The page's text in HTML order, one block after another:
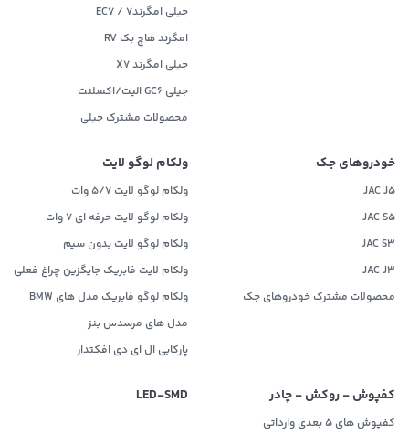
جیلی امگرند۷ / EC7
امگرند هاچ بک RV
جیلی امگرند X7
جیلی GC6 الیت/اکسلنت
محصولات مشترک جیلی
خودروهای جک
JAC J5
JAC S5
JAC S3
JAC J3
محصولات مشترک خودروهای جک
ولکام لوگو لایت
ولکام لوگو لایت 5/7 وات
ولکام لوگو لایت حرفه ای 7 وات
ولکام لوگو لایت بدون سیم
ولکام لایت فابریک جایگزین چراغ فعلی
ولکام لوگو فابریک مدل های BMW
مدل های مرسدس بنز
پارکابی ال ای دی افکتدار
کفپوش - روکش - چادر
کفپوش های 5 بعدی وارداتی
LED‌-SMD